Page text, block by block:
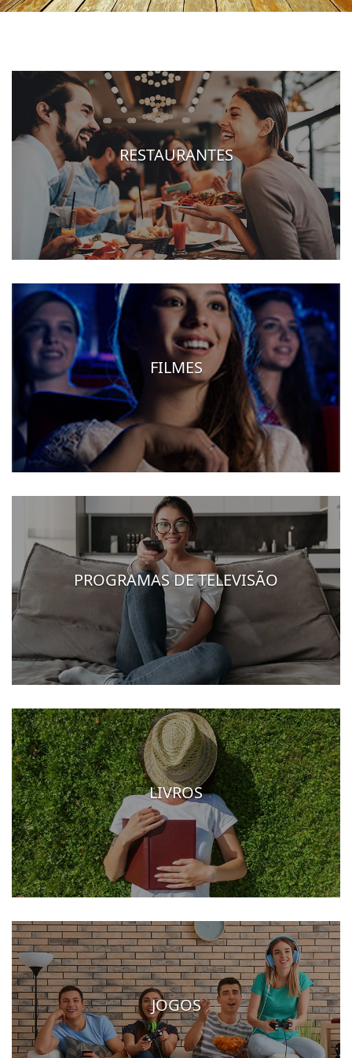
RESTAURANTES
FILMES
PROGRAMAS DE TELEVISÃO
LIVROS
JOGOS